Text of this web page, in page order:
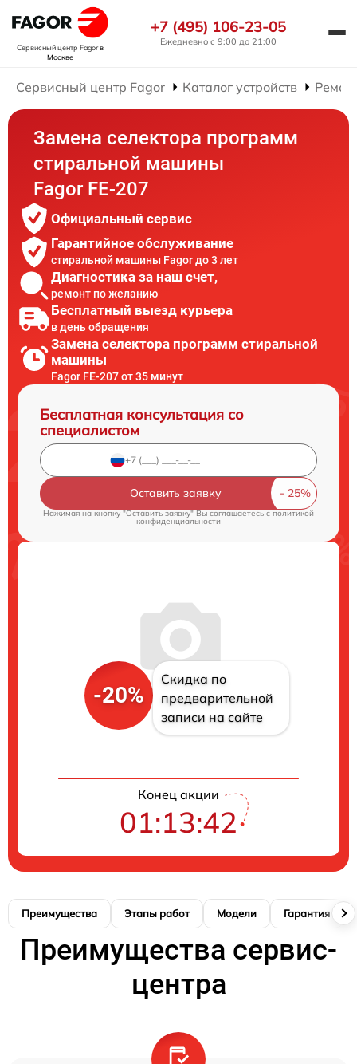
Сервисный центр Fagorв
Москве
+7 (495) 106-23-05
Ежедневно с 9:00 до 21:00
Сервисный центр Fagor Каталог устройств
Замена селектора программ
стиральной машины
Fagor FE-207
Официальный сервис
Гарантийное обслуживание
стиральной машины Fagor до 3 лет
Диагностика за наш счет,
ремонт по желанию
Бесплатный выезд курьера
в день обращения
Замена селектора программ стиральной
машины
Fagor FE-207 от 35 минут
Бесплатная консультация со
специалистом
Оставить заявку
Нажимая на кнопку "Оставить заявку" Вы соглашаетесь cполитикой
конфиденциальности
-20%
Скидка по
предварительной
записи на сайте
Конец акции
01:13:41
Преимущества Этапы работ Модели Гарантия
Преимущества сервис-
центра